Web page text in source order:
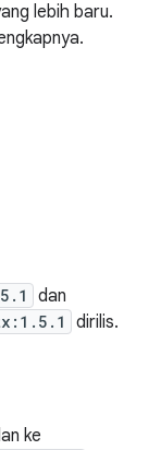
lebih baru.
dan
dirilis.
ke